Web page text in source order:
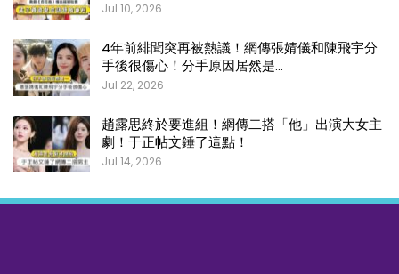
Jul 10, 2026
4年前緋聞突再被熱議！網傳張婧儀和陳飛宇分
手後很傷心！分手原因居然是…
Jul 22, 2026
趙露思終於要進組！網傳二搭「他」出演大女主
劇！于正帖文錘了這點！
Jul 14, 2026